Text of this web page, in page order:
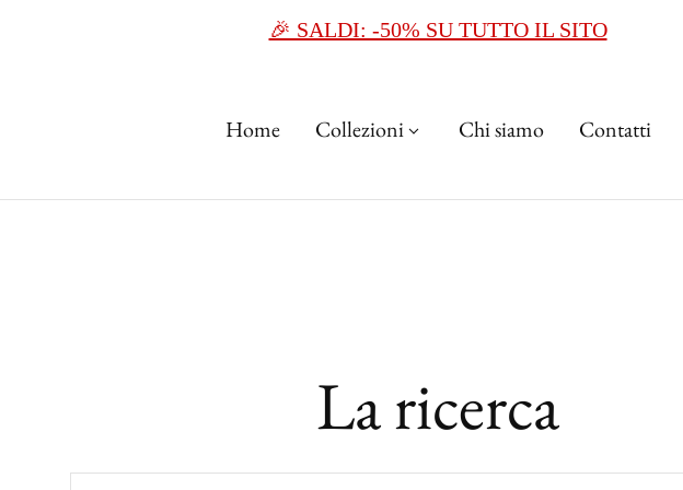
🎉 SALDI: -50% SU TUTTO IL SITO
Home Collezioni Chi siamo Contatti
La ricerca